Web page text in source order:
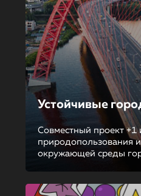
Устойчивые
Совместный проект +1
природопользования
окружающей среды